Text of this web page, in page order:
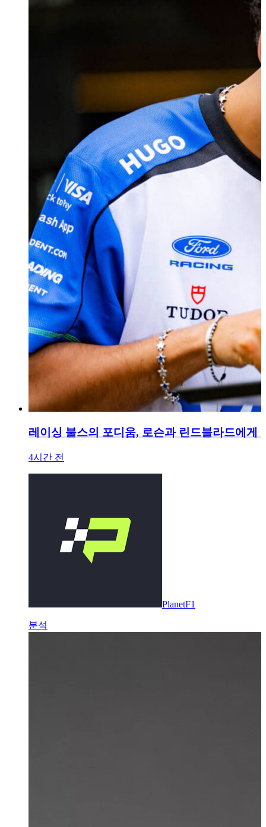
레이싱 불스의 포디움, 로슨과 린드블라드에게
4시간 전
PlanetF1
분석